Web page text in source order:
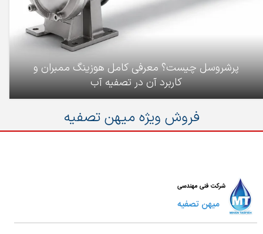
پرشروسل چیست؟ معرفی کامل هوزینگ ممبران و
کاربرد آن در تصفیه آب
فروش ویژه میهن تصفیه